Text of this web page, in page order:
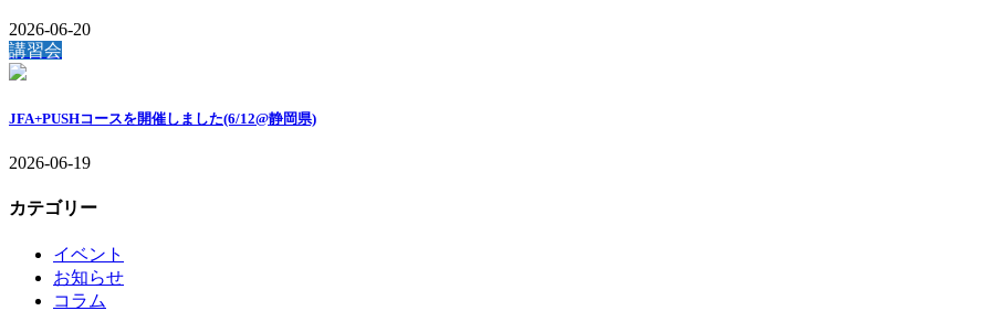
2026-06-20
講習会
JFA+PUSHコースを開催しました(6/12@静岡県)
2026-06-19
カテゴリー
イベント
お知らせ
コラム